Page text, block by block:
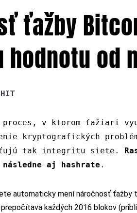
ťažby
od
v ktorom ťažiari
kryptografických
tak integritu siete.
aj hashrate .
automaticky mení náročnosť ťažby
každých 2016 blokov